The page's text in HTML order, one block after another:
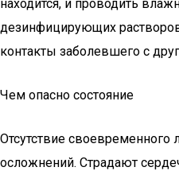
находится, и проводить
дезинфицирующих
контакты заболевшего с
Чем опасно состояние
Отсутствие своевременного
осложнений. Страдают